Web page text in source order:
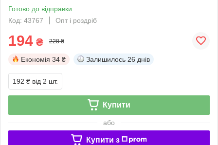
Готово до відправки
Код: 43767
Опт і роздріб
194 ₴ 228 ₴
Економія 34 ₴ Залишилось 26 днів
192 ₴ від 2 шт.
Купити
або
Купити з